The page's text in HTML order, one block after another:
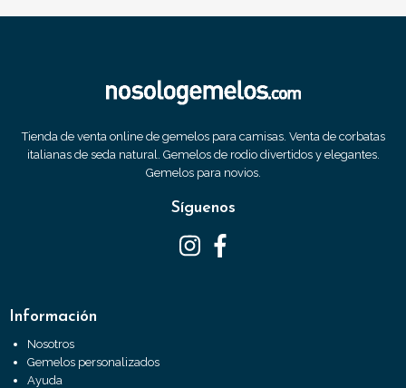
Tienda de venta online de gemelos para camisas. Venta de corbatas
italianas de seda natural. Gemelos de rodio divertidos y elegantes.
Gemelos para novios.
Síguenos
Información
Nosotros
Gemelos personalizados
Ayuda